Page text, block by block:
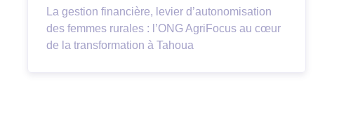
La gestion financière, levier d’autonomisation
des femmes rurales : l’ONG AgriFocus au cœur
de la transformation à Tahoua